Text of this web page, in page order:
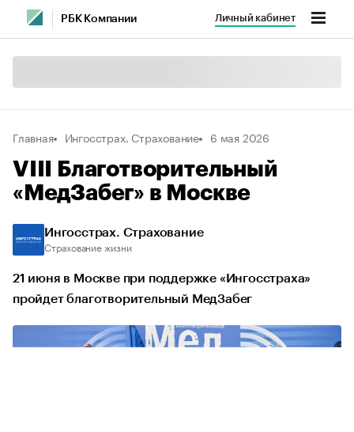
РБК Компании Личный кабинет
Главная Ингосстрах. Страхование 6 мая 2026
VIII Благотворительный
«МедЗабег» в Москве
Ингосстрах. Страхование
Страхование жизни
21 июня в Москве при поддержке «Ингосстраха»
пройдет благотворительный МедЗабег